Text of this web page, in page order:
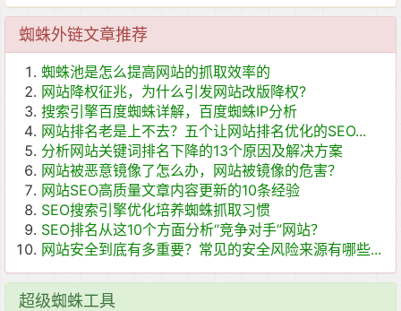
蜘蛛外链文章推荐
蜘蛛池是怎么提高网站的抓取效率的
网站降权征兆，为什么引发网站改版降权?
搜索引擎百度蜘蛛详解，百度蜘蛛IP分析
网站排名老是上不去？五个让网站排名优化的SEO...
分析网站关键词排名下降的13个原因及解决方案
网站被恶意镜像了怎么办，网站被镜像的危害？
网站SEO高质量文章内容更新的10条经验
SEO搜索引擎优化培养蜘蛛抓取习惯
SEO排名从这10个方面分析“竞争对手”网站？
网站安全到底有多重要？常见的安全风险来源有哪些...
超级蜘蛛工具